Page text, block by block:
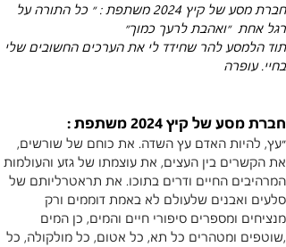
חברת מסע של קיץ 2024 משתפת : ״ כל התורה על
רגל אחת  ״ואהבת לרעך כמוך״
תוד הלמסע להר שחידד לי את הערכים החשובים שלי
בחיי. עופרה
חברת מסע של קיץ 2024 משתפת :
״עץ, להיות האדם עץ השדה. את כוחם של שורשים,
את הקשרים בין העצים, את עוצמתו של גזע והעולמות
המרהיבים החיים ודרים בתוכו. את תראטרליותם של
סלעים ואבנים שלעולם לא באמת דוממים ורק
מנציחים ומספרים סיפורי חיים והמים, כן המים
,שוטפים ומטהרים כל תא, כל אטום, כל מולקולה, כל